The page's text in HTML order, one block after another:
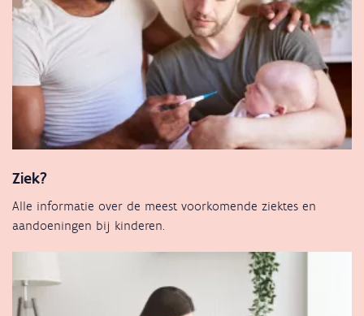
Ziek?
Alle informatie over de meest voorkomende ziektes en
aandoeningen bij kinderen.